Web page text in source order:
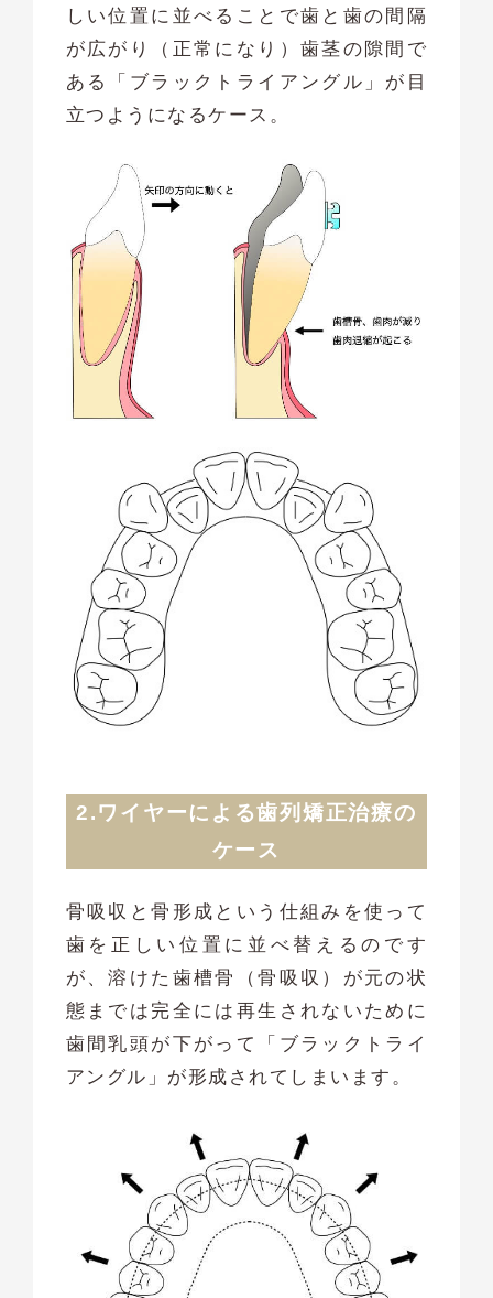
しい位置に並べることで歯と歯の間隔
が広がり（正常になり）歯茎の隙間で
ある「ブラックトライアングル」が目
立つようになるケース。
2.ワイヤーによる歯列矯正治療の
ケース
骨吸収と骨形成という仕組みを使って
歯を正しい位置に並べ替えるのです
が、溶けた歯槽骨（骨吸収）が元の状
態までは完全には再生されないために
歯間乳頭が下がって「ブラックトライ
アングル」が形成されてしまいます。